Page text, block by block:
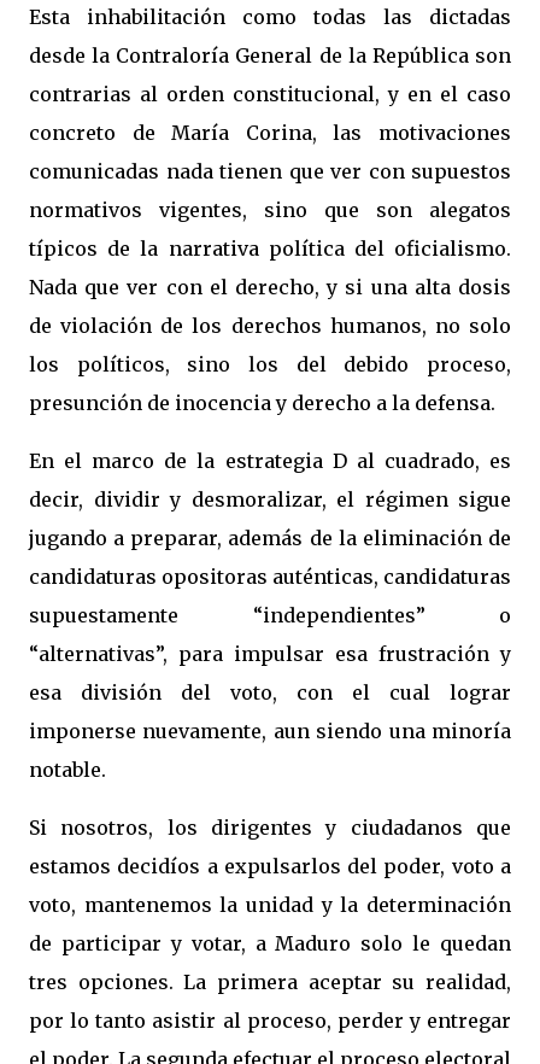
Esta inhabilitación como todas las dictadas
desde la Contraloría General de la República son
contrarias al orden constitucional, y en el caso
concreto de María Corina, las motivaciones
comunicadas nada tienen que ver con supuestos
normativos vigentes, sino que son alegatos
típicos de la narrativa política del oficialismo.
Nada que ver con el derecho, y si una alta dosis
de violación de los derechos humanos, no solo
los políticos, sino los del debido proceso,
presunción de inocencia y derecho a la defensa.
En el marco de la estrategia D al cuadrado, es
decir, dividir y desmoralizar, el régimen sigue
jugando a preparar, además de la eliminación de
candidaturas opositoras auténticas, candidaturas
supuestamente “independientes” o
“alternativas”, para impulsar esa frustración y
esa división del voto, con el cual lograr
imponerse nuevamente, aun siendo una minoría
notable.
Si nosotros, los dirigentes y ciudadanos que
estamos decidíos a expulsarlos del poder, voto a
voto, mantenemos la unidad y la determinación
de participar y votar, a Maduro solo le quedan
tres opciones. La primera aceptar su realidad,
por lo tanto asistir al proceso, perder y entregar
el poder. La segunda efectuar el proceso electoral